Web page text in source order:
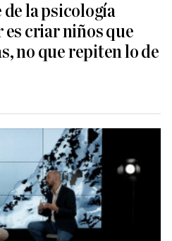
de la psicología
criar niños que
no que repiten lo de